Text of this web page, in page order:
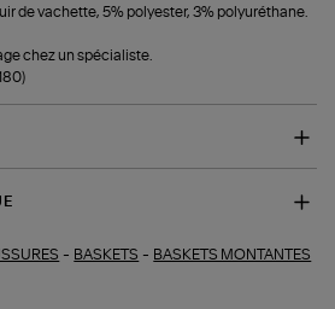
de vachette, 5% polyester, 3% polyuréthane.
chez un spécialiste.
- BASKETS - BASKETS MONTANTES